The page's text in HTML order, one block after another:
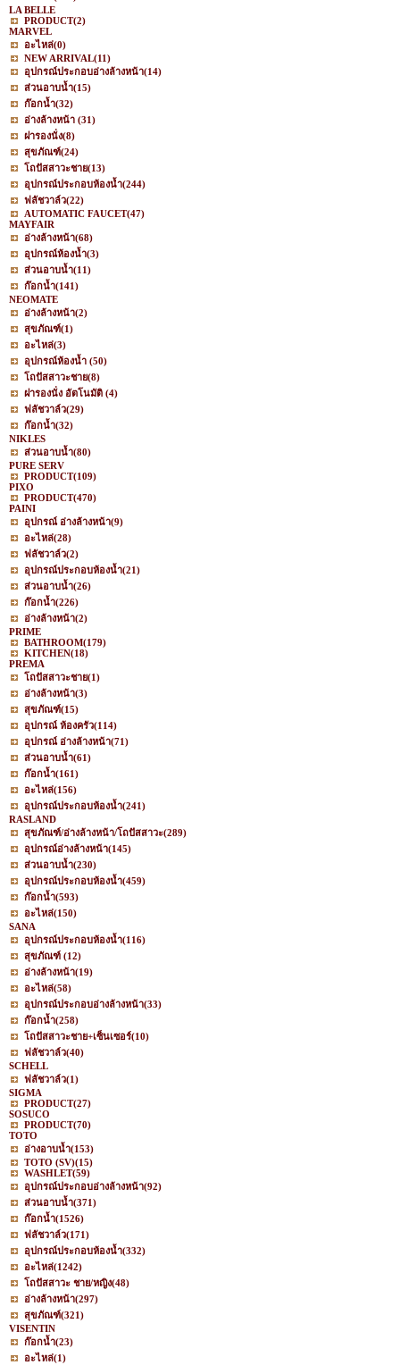
LA BELLE
PRODUCT(2)
MARVEL
อะไหล่(0)
NEW ARRIVAL(11)
อุปกรณ์ประกอบอ่างล้างหน้า(14)
ส่วนอาบน้ำ(15)
ก๊อกน้ำ(32)
อ่างล้างหน้า (31)
ฝารองนั่ง(8)
สุขภัณฑ์(24)
โถปัสสาวะชาย(13)
อุปกรณ์ประกอบห้องน้ำ(244)
ฟลัชวาล์ว(22)
AUTOMATIC FAUCET(47)
MAYFAIR
อ่างล้างหน้า(68)
อุปกรณ์ห้องน้ำ(3)
ส่วนอาบน้ำ(11)
ก๊อกน้ำ(141)
NEOMATE
อ่างล้างหน้า(2)
สุขภัณฑ์(1)
อะไหล่(3)
อุปกรณ์ห้องน้ำ (50)
โถปัสสาวะชาย(8)
ฝารองนั่ง อัตโนมัติ (4)
ฟลัชวาล์ว(29)
ก๊อกน้ำ(32)
NIKLES
ส่วนอาบน้ำ(80)
PURE SERV
PRODUCT(109)
PIXO
PRODUCT(470)
PAINI
อุปกรณ์ อ่างล้างหน้า(9)
อะไหล่(28)
ฟลัชวาล์ว(2)
อุปกรณ์ประกอบห้องน้ำ(21)
ส่วนอาบน้ำ(26)
ก๊อกน้ำ(226)
อ่างล้างหน้า(2)
PRIME
BATHROOM(179)
KITCHEN(18)
PREMA
โถปัสสาวะชาย(1)
อ่างล้างหน้า(3)
สุขภัณฑ์(15)
อุปกรณ์ ห้องครัว(114)
อุปกรณ์ อ่างล้างหน้า(71)
ส่วนอาบน้ำ(61)
ก๊อกน้ำ(161)
อะไหล่(156)
อุปกรณ์ประกอบห้องน้ำ(241)
RASLAND
สุขภัณฑ์/อ่างล้างหน้า/โถปัสสาวะ(289)
อุปกรณ์อ่างล้างหน้า(145)
ส่วนอาบน้ำ(230)
อุปกรณ์ประกอบห้องน้ำ(459)
ก๊อกน้ำ(593)
อะไหล่(150)
SANA
อุปกรณ์ประกอบห้องน้ำ(116)
สุขภัณฑ์ (12)
อ่างล้างหน้า(19)
อะไหล่(58)
อุปกรณ์ประกอบอ่างล้างหน้า(33)
ก๊อกน้ำ(258)
โถปัสสาวะชาย+เซ็นเซอร์(10)
ฟลัชวาล์ว(40)
SCHELL
ฟลัชวาล์ว(1)
SIGMA
PRODUCT(27)
SOSUCO
PRODUCT(70)
TOTO
อ่างอาบน้ำ(153)
TOTO (SV)(15)
WASHLET(59)
อุปกรณ์ประกอบอ่างล้างหน้า(92)
ส่วนอาบน้ำ(371)
ก๊อกน้ำ(1526)
ฟลัชวาล์ว(171)
อุปกรณ์ประกอบห้องน้ำ(332)
อะไหล่(1242)
โถปัสสาวะ ชาย/หญิง(48)
อ่างล้างหน้า(297)
สุขภัณฑ์(321)
VISENTIN
ก๊อกน้ำ(23)
อะไหล่(1)